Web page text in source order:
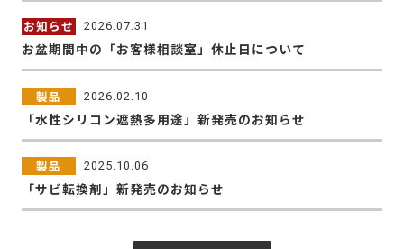
お知らせ 2026.07.31
お盆期間中の「お客様相談室」休止日について
製品 2026.02.10
「水性シリコン遮熱多用途」新発売のお知らせ
製品 2025.10.06
「サビ転換剤」新発売のお知らせ